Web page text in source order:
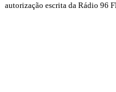
autorização escrita da Rádio 96